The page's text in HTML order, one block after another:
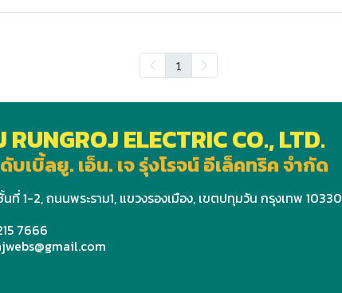
1
RUNGROJ ELECTRIC CO., LTD.
บเบิ้ลยู. เอ็น. เจ รุ่งโรจน์ อีเล็คทริค จำกัด
ที่ 1-2, ถนนพระราม1, แขวงรองเมือง, เขตปทุมวัน กรุงเทพ 10330
7666